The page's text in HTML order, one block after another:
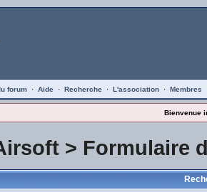
forum · Aide · Recherche · L'association · Membres
Bienvenue
> Formulaire